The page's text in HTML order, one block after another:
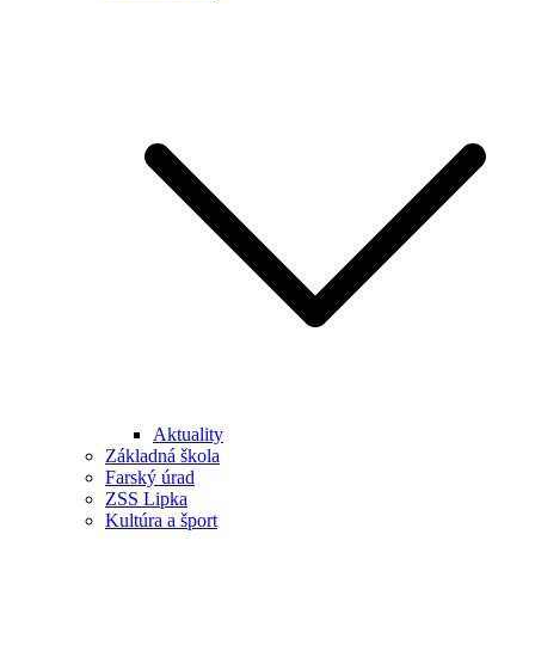
Aktuality
Základná škola
Farský úrad
ZSS Lipka
Kultúra a šport